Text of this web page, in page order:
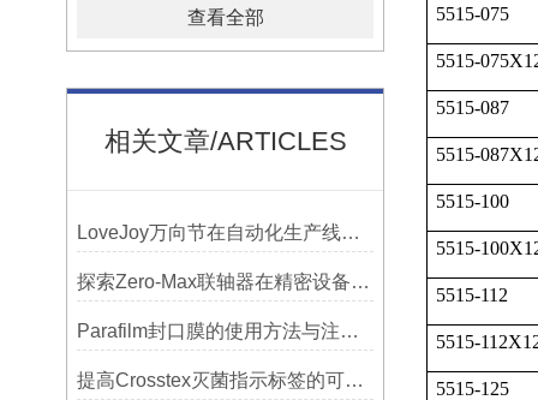
查看全部
相关文章/ARTICLES
LoveJoy万向节在自动化生产线中的核心作用
探索Zero-Max联轴器在精密设备中的优势
Parafilm封口膜的使用方法与注意事项
提高Crosstex灭菌指示标签的可见性和识别度的方法
5515-075
5515-
5515-087
5515-
5515-100
5515-
5515-112
5515-
5515-125